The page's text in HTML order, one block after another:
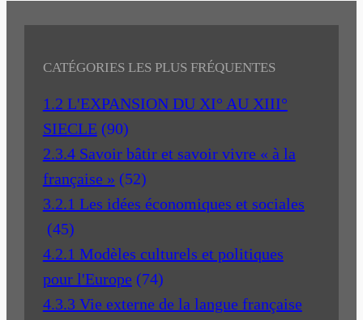
CATÉGORIES LES PLUS FRÉQUENTES
1.2 L'EXPANSION DU XI° AU XIII°
SIECLE (90)
2.3.4 Savoir bâtir et savoir vivre « à la
française » (52)
3.2.1 Les idées économiques et sociales
(45)
4.2.1 Modèles culturels et politiques
pour l'Europe (74)
4.3.3 Vie externe de la langue française